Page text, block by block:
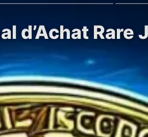
d’Achat Rare